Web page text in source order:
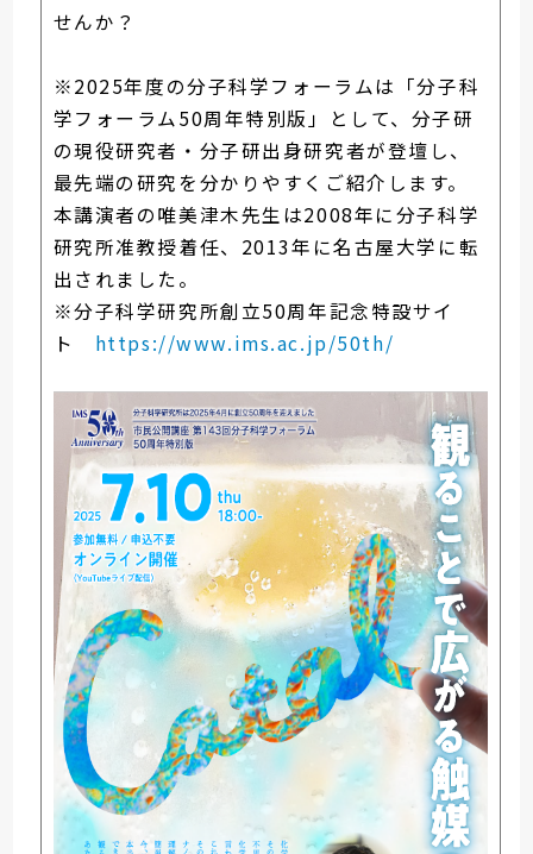
せんか？
※2025年度の分子科学フォーラムは「分子科
学フォーラム50周年特別版」として、分子研
の現役研究者・分子研出身研究者が登壇し、
最先端の研究を分かりやすくご紹介します。
本講演者の唯美津木先生は2008年に分子科学
研究所准教授着任、2013年に名古屋大学に転
出されました。
※分子科学研究所創立50周年記念特設サイ
ト https://www.ims.ac.jp/50th/